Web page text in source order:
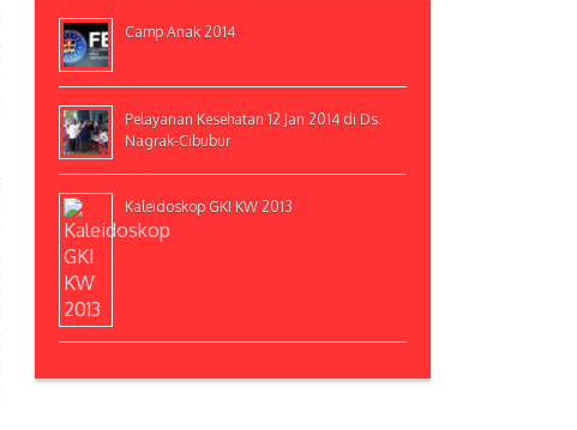
Camp Anak 2014
Pelayanan Kesehatan 12 Jan 2014 di Ds.
Nagrak-Cibubur
Kaleidoskop GKI KW 2013